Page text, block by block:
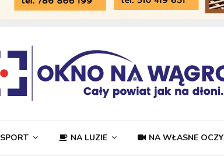
SPORT NA LUZIE NA WŁASNE OCZY